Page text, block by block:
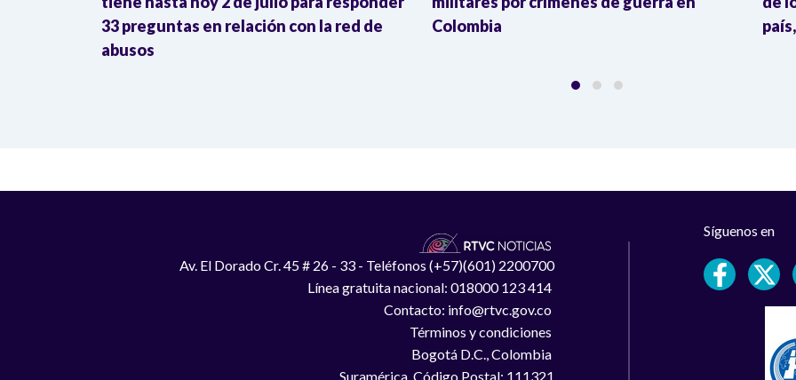
33 preguntas en relación con la red de
abusos
Colombia
Av. El Dorado Cr. 45 # 26 - 33 - Teléfonos (+57)(601) 2200700
Línea gratuita nacional: 018000 123 414
Contacto: info@rtvc.gov.co
Términos y condiciones
Bogotá D.C., Colombia
Suramérica, Código Postal: 111321
Síguenos en